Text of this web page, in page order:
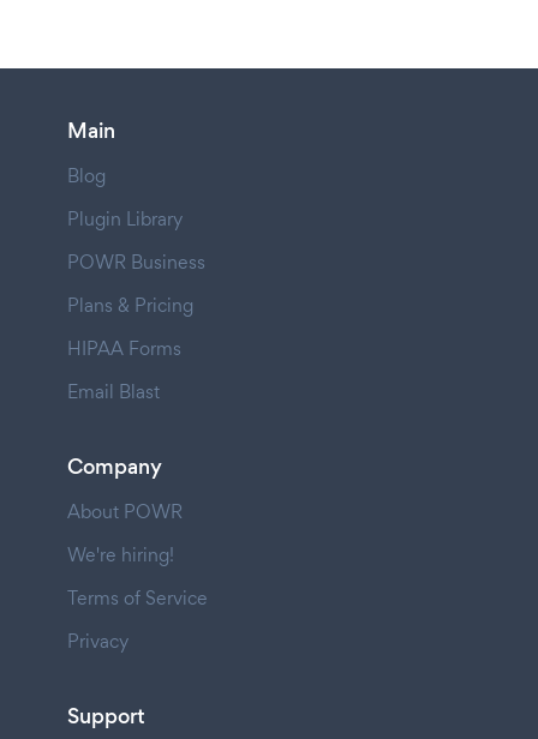
Main
Blog
Plugin Library
POWR Business
Plans & Pricing
HIPAA Forms
Email Blast
Company
About POWR
We're hiring!
Terms of Service
Privacy
Support